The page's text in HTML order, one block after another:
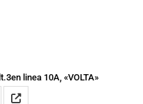
linea 10A, «VOLTA»